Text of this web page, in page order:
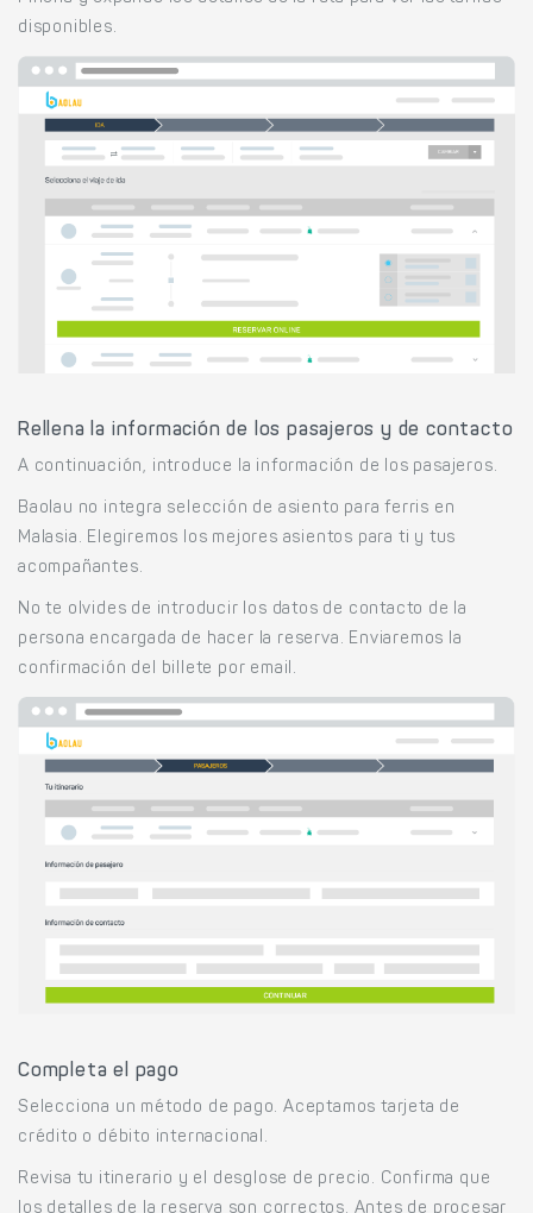
disponibles.
Rellena la información de los pasajeros y de contacto
A continuación, introduce la información de los pasajeros.
Baolau no integra selección de asiento para ferris en
Malasia. Elegiremos los mejores asientos para ti y tus
acompañantes.
No te olvides de introducir los datos de contacto de la
persona encargada de hacer la reserva. Enviaremos la
confirmación del billete por email.
Completa el pago
Selecciona un método de pago. Aceptamos tarjeta de
crédito o débito internacional.
Revisa tu itinerario y el desglose de precio. Confirma que
los detalles de la reserva son correctos. Antes de procesar